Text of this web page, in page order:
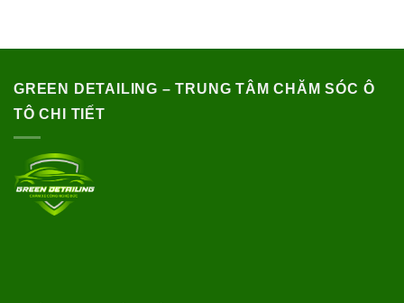
GREEN DETAILING – TRUNG TÂM CHĂM SÓC Ô
TÔ CHI TIẾT